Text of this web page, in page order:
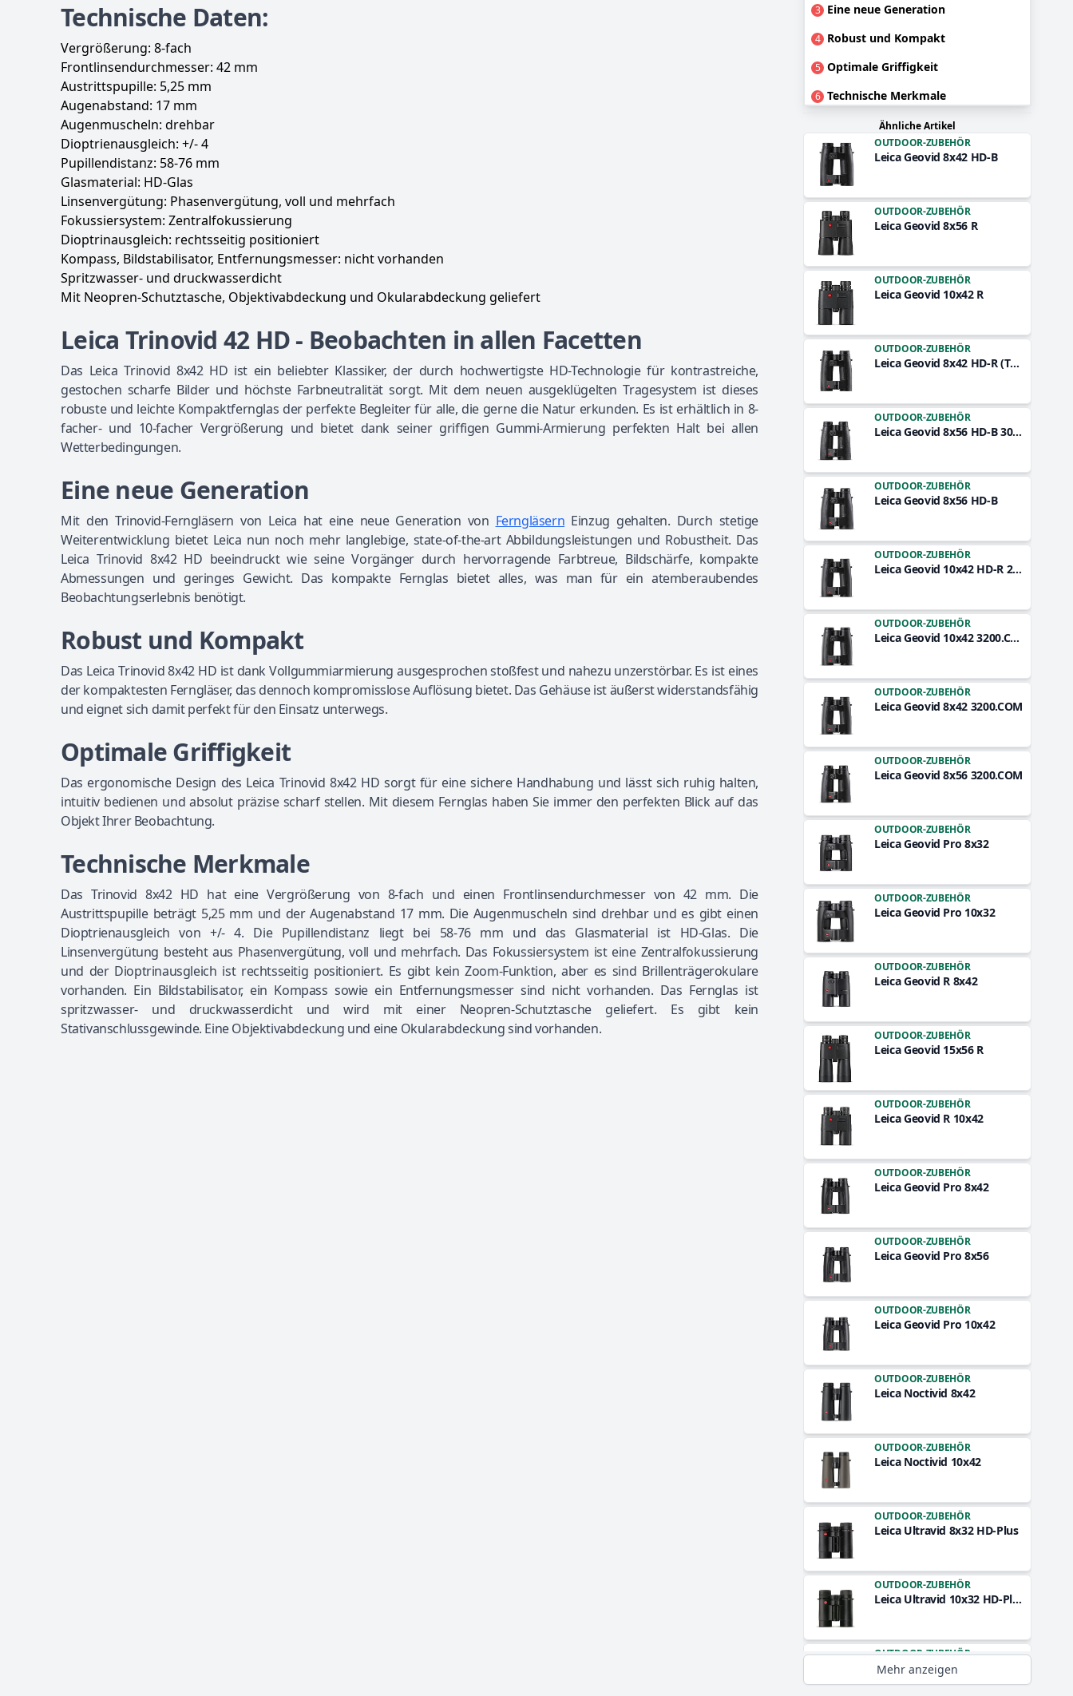
Technische Daten:
Vergrößerung: 8-fach
Frontlinsendurchmesser: 42 mm
Austrittspupille: 5,25 mm
Augenabstand: 17 mm
Augenmuscheln: drehbar
Dioptrienausgleich: +/- 4
Pupillendistanz: 58-76 mm
Glasmaterial: HD-Glas
Linsenvergütung: Phasenvergütung, voll und mehrfach
Fokussiersystem: Zentralfokussierung
Dioptrinausgleich: rechtsseitig positioniert
Kompass, Bildstabilisator, Entfernungsmesser: nicht vorhanden
Spritzwasser- und druckwasserdicht
Mit Neopren-Schutztasche, Objektivabdeckung und Okularabdeckung geliefert
Leica Trinovid 42 HD - Beobachten in allen Facetten
Das Leica Trinovid 8x42 HD ist ein beliebter Klassiker, der durch hochwertigste HD-Technologie für kontrastreiche,
gestochen scharfe Bilder und höchste Farbneutralität sorgt. Mit dem neuen ausgeklügelten Tragesystem ist dieses
robuste und leichte Kompaktfernglas der perfekte Begleiter für alle, die gerne die Natur erkunden. Es ist erhältlich in 8-
facher- und 10-facher Vergrößerung und bietet dank seiner griffigen Gummi-Armierung perfekten Halt bei allen
Wetterbedingungen.
Eine neue Generation
Mit den Trinovid-Ferngläsern von Leica hat eine neue Generation von Ferngläsern Einzug gehalten. Durch stetige
Weiterentwicklung bietet Leica nun noch mehr langlebige, state-of-the-art Abbildungsleistungen und Robustheit. Das
Leica Trinovid 8x42 HD beeindruckt wie seine Vorgänger durch hervorragende Farbtreue, Bildschärfe, kompakte
Abmessungen und geringes Gewicht. Das kompakte Fernglas bietet alles, was man für ein atemberaubendes
Beobachtungserlebnis benötigt.
Robust und Kompakt
Das Leica Trinovid 8x42 HD ist dank Vollgummiarmierung ausgesprochen stoßfest und nahezu unzerstörbar. Es ist eines
der kompaktesten Ferngläser, das dennoch kompromisslose Auflösung bietet. Das Gehäuse ist äußerst widerstandsfähig
und eignet sich damit perfekt für den Einsatz unterwegs.
Optimale Griffigkeit
Das ergonomische Design des Leica Trinovid 8x42 HD sorgt für eine sichere Handhabung und lässt sich ruhig halten,
intuitiv bedienen und absolut präzise scharf stellen. Mit diesem Fernglas haben Sie immer den perfekten Blick auf das
Objekt Ihrer Beobachtung.
Technische Merkmale
Das Trinovid 8x42 HD hat eine Vergrößerung von 8-fach und einen Frontlinsendurchmesser von 42 mm. Die
Austrittspupille beträgt 5,25 mm und der Augenabstand 17 mm. Die Augenmuscheln sind drehbar und es gibt einen
Dioptrienausgleich von +/- 4. Die Pupillendistanz liegt bei 58-76 mm und das Glasmaterial ist HD-Glas. Die
Linsenvergütung besteht aus Phasenvergütung, voll und mehrfach. Das Fokussiersystem ist eine Zentralfokussierung
und der Dioptrinausgleich ist rechtsseitig positioniert. Es gibt kein Zoom-Funktion, aber es sind Brillenträgerokulare
vorhanden. Ein Bildstabilisator, ein Kompass sowie ein Entfernungsmesser sind nicht vorhanden. Das Fernglas ist
spritzwasser- und druckwasserdicht und wird mit einer Neopren-Schutztasche geliefert. Es gibt kein
Stativanschlussgewinde. Eine Objektivabdeckung und eine Okularabdeckung sind vorhanden.
3 Eine neue Generation
4 Robust und Kompakt
5 Optimale Griffigkeit
6 Technische Merkmale
Ähnliche Artikel
OUTDOOR-ZUBEHÖR
Leica Geovid 8x42 HD-B
OUTDOOR-ZUBEHÖR
Leica Geovid 8x56 R
OUTDOOR-ZUBEHÖR
Leica Geovid 10x42 R
OUTDOOR-ZUBEHÖR
Leica Geovid 8x42 HD-R (Typ 402)
OUTDOOR-ZUBEHÖR
Leica Geovid 8x56 HD-B 3000
OUTDOOR-ZUBEHÖR
Leica Geovid 8x56 HD-B
OUTDOOR-ZUBEHÖR
Leica Geovid 10x42 HD-R 2700
OUTDOOR-ZUBEHÖR
Leica Geovid 10x42 3200.COM
OUTDOOR-ZUBEHÖR
Leica Geovid 8x42 3200.COM
OUTDOOR-ZUBEHÖR
Leica Geovid 8x56 3200.COM
OUTDOOR-ZUBEHÖR
Leica Geovid Pro 8x32
OUTDOOR-ZUBEHÖR
Leica Geovid Pro 10x32
OUTDOOR-ZUBEHÖR
Leica Geovid R 8x42
OUTDOOR-ZUBEHÖR
Leica Geovid 15x56 R
OUTDOOR-ZUBEHÖR
Leica Geovid R 10x42
OUTDOOR-ZUBEHÖR
Leica Geovid Pro 8x42
OUTDOOR-ZUBEHÖR
Leica Geovid Pro 8x56
OUTDOOR-ZUBEHÖR
Leica Geovid Pro 10x42
OUTDOOR-ZUBEHÖR
Leica Noctivid 8x42
OUTDOOR-ZUBEHÖR
Leica Noctivid 10x42
OUTDOOR-ZUBEHÖR
Leica Ultravid 8x32 HD-Plus
OUTDOOR-ZUBEHÖR
Leica Ultravid 10x32 HD-Plus
OUTDOOR-ZUBEHÖR
Leica Ultravid 10x42 HD Plus
Mehr anzeigen